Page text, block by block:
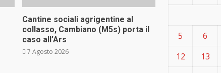
Cantine sociali agrigentine al
collasso, Cambiano (M5s) porta il
caso all’Ars
7 Agosto 2026
5
6
12
13